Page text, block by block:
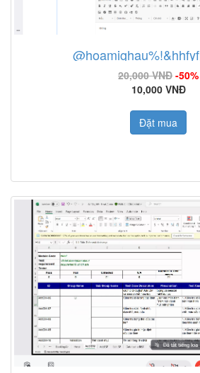
20,000 VNĐ -50%
10,000 VNĐ
Đặt mua